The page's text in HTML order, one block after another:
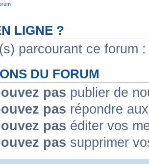
LIGNE ?
parcourant ce forum
DU FORUM
pas publier de
pas répondre
pas éditer vos
pas supprimer